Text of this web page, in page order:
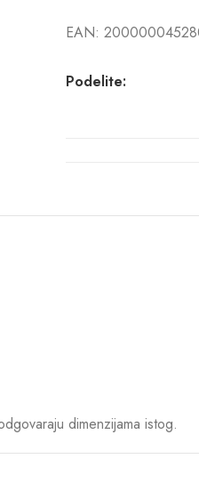
EAN:
Podelite:
dimenzijama istog.